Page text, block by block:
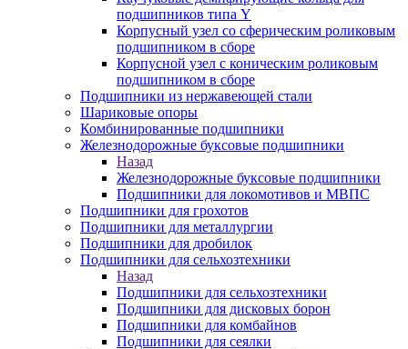
подшипников типа Y
Корпусный узел со сферическим роликовым
подшипником в сборе
Корпусной узел с коническим роликовым
подшипником в сборе
Подшипники из нержавеющей стали
Шариковые опоры
Комбинированные подшипники
Железнодорожные буксовые подшипники
Назад
Железнодорожные буксовые подшипники
Подшипники для локомотивов и МВПС
Подшипники для грохотов
Подшипники для металлургии
Подшипники для дробилок
Подшипники для сельхозтехники
Назад
Подшипники для сельхозтехники
Подшипники для дисковых борон
Подшипники для комбайнов
Подшипники для сеялки